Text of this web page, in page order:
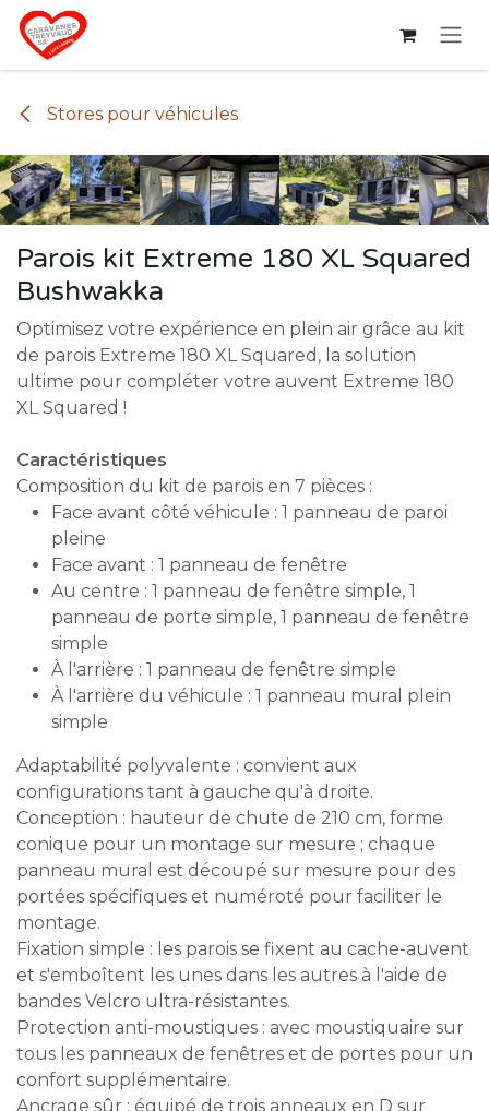
Se rendre au contenu
Stores pour véhicules
Parois kit Extreme 180 XL Squared
Bushwakka
Optimisez votre expérience en plein air grâce au kit
de parois Extreme 180 XL Squared, la solution
ultime pour compléter votre auvent Extreme 180
XL Squared !
Caractéristiques
Composition du kit de parois en 7 pièces :
Face avant côté véhicule : 1 panneau de paroi
pleine
Face avant : 1 panneau de fenêtre
Au centre : 1 panneau de fenêtre simple, 1
panneau de porte simple, 1 panneau de fenêtre
simple
À l'arrière : 1 panneau de fenêtre simple
À l'arrière du véhicule : 1 panneau mural plein
simple
Adaptabilité polyvalente : convient aux
configurations tant à gauche qu'à droite.
Conception : hauteur de chute de 210 cm, forme
conique pour un montage sur mesure ; chaque
panneau mural est découpé sur mesure pour des
portées spécifiques et numéroté pour faciliter le
montage.
Fixation simple : les parois se fixent au cache-auvent
et s'emboîtent les unes dans les autres à l'aide de
bandes Velcro ultra-résistantes.
Protection anti-moustiques : avec moustiquaire sur
tous les panneaux de fenêtres et de portes pour un
confort supplémentaire.
Ancrage sûr : équipé de trois anneaux en D sur